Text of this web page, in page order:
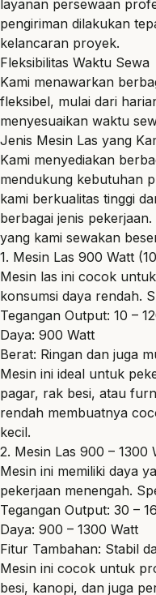
layanan persewaan
pengiriman dilakukan
kelancaran proyek.
Fleksibilitas Waktu Sewa
Kami menawarkan
fleksibel, mulai dari
menyesuaikan waktu
Jenis Mesin Las yang
Kami menyediakan
mendukung kebutuhan
kami berkualitas tinggi
berbagai jenis
yang kami sewakan
1. Mesin Las 900 Watt
Mesin las ini cocok
konsumsi daya rendah.
Tegangan Output: 10 –
Daya: 900 Watt
Berat: Ringan dan juga
Mesin ini ideal untuk
pagar, rak besi, atau
rendah membuatnya
kecil.
2. Mesin Las 900 – 1300
Mesin ini memiliki daya
pekerjaan menengah.
Tegangan Output: 30 –
Daya: 900 – 1300 Watt
Fitur Tambahan: Stabil
Mesin ini cocok untuk
besi, kanopi, dan juga